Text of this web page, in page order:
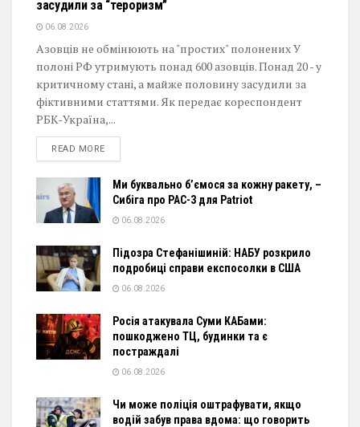
засудили за “тероризм”
06.08.2026
Азовців не обмінюють на "простих" полонених У
полоні РФ утримують понад 600 азовців. Понад 20 - у
критичному стані, а майже половину засудили за
фіктивними статтями. Як передає кореспондент
РБК-Україна,...
READ MOREDETAILS
Ми буквально б’ємося за кожну ракету, –
Сибіга про PAC-3 для Patriot
06.08.2026
Підозра Стефанішиній: НАБУ розкрило
подробиці справи експосолки в США
06.08.2026
Росія атакувала Суми КАБами:
пошкоджено ТЦ, будинки та є
постраждалі
06.08.2026
Чи може поліція оштрафувати, якщо
водій забув права вдома: що говорить